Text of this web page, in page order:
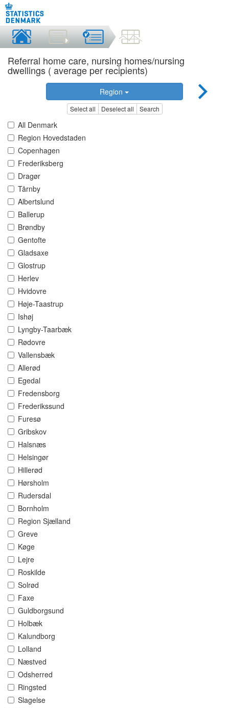
Referral home care, nursing homes/nursing
dwellings ( average per recipients)
Region
Select all Deselect all Search
All Denmark
Region Hovedstaden
Copenhagen
Frederiksberg
Dragør
Tårnby
Albertslund
Ballerup
Brøndby
Gentofte
Gladsaxe
Glostrup
Herlev
Hvidovre
Høje-Taastrup
Ishøj
Lyngby-Taarbæk
Rødovre
Vallensbæk
Allerød
Egedal
Fredensborg
Frederikssund
Furesø
Gribskov
Halsnæs
Helsingør
Hillerød
Hørsholm
Rudersdal
Bornholm
Region Sjælland
Greve
Køge
Lejre
Roskilde
Solrød
Faxe
Guldborgsund
Holbæk
Kalundborg
Lolland
Næstved
Odsherred
Ringsted
Slagelse